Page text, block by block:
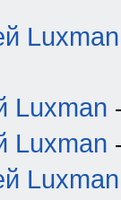
Luxman
Luxman
Luxman
Luxman